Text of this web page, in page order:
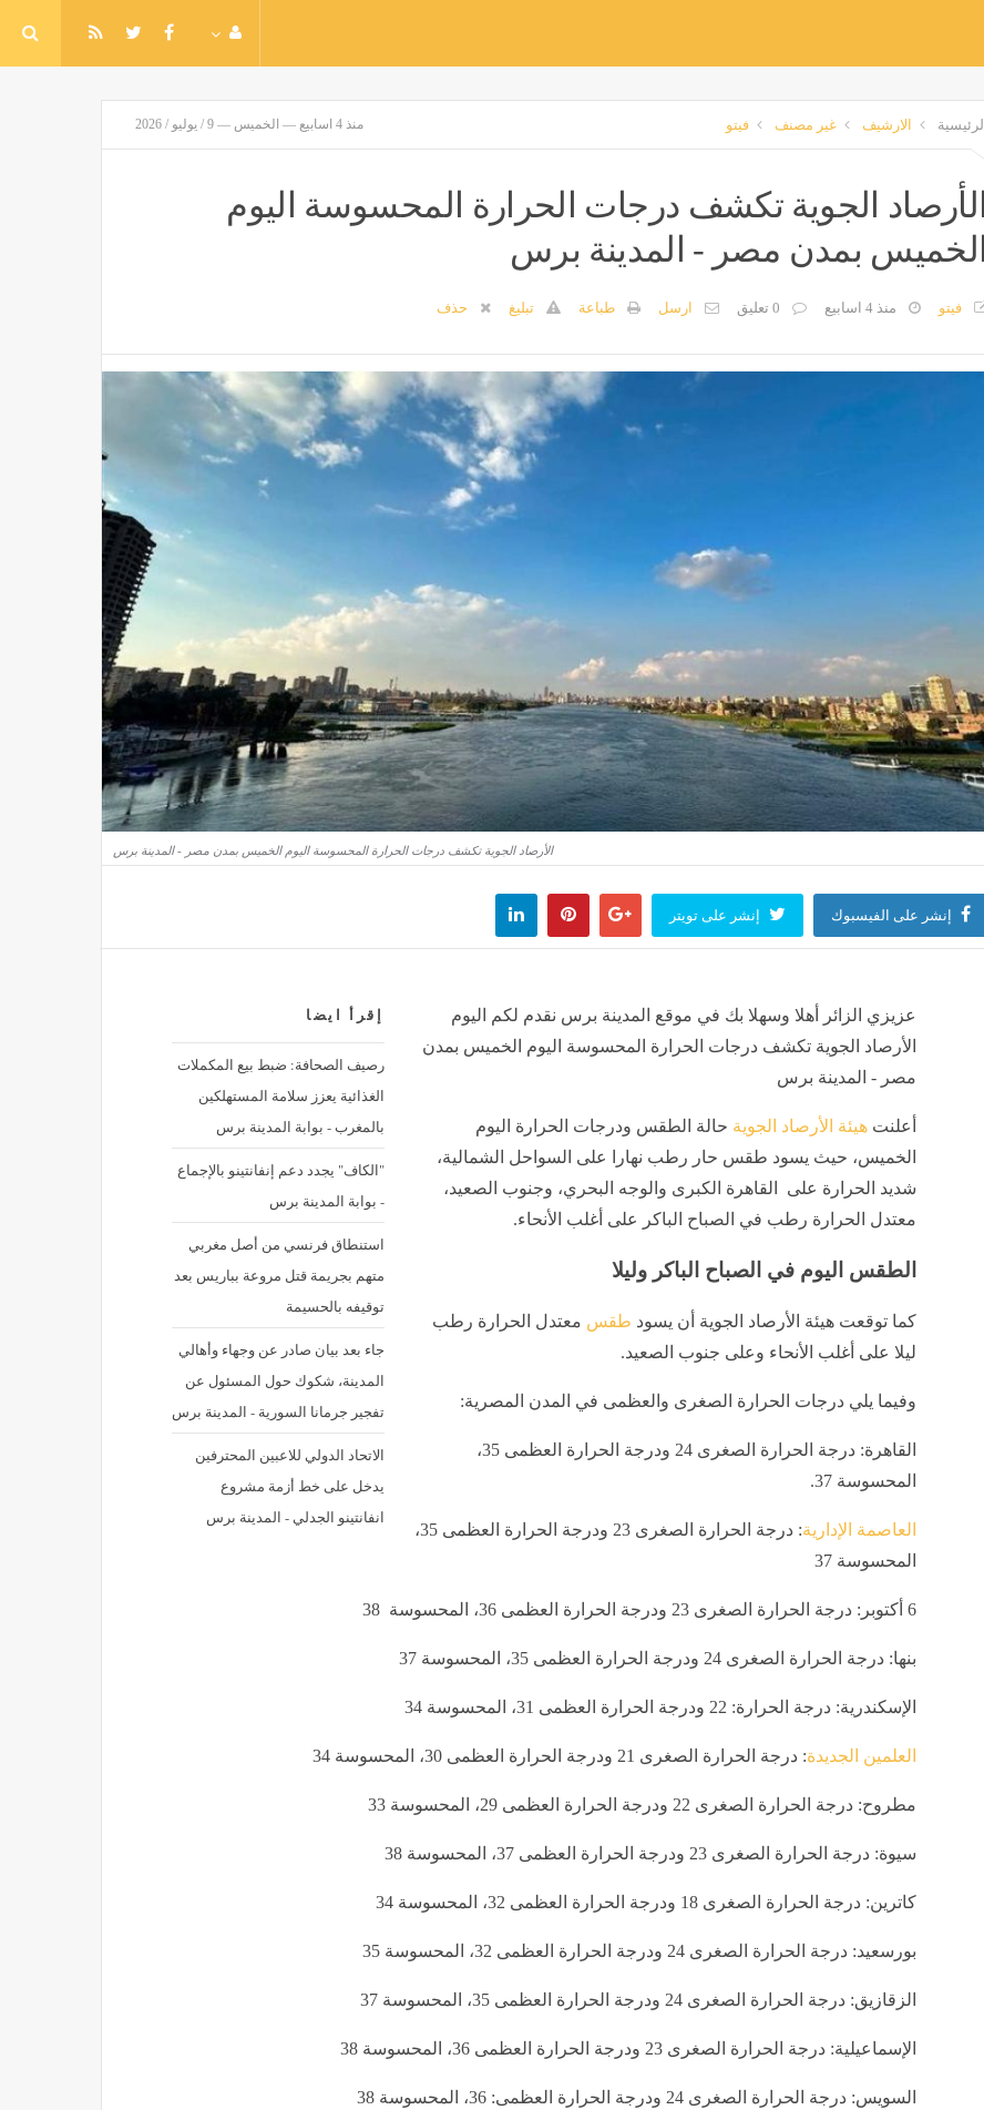
الرئيسية الارشيف غير مصنف فيتو منذ 4 اسابيع — الخميس — 9 / يوليو / 2026
الأرصاد الجوية تكشف درجات الحرارة المحسوسة اليوم
الخميس بمدن مصر - المدينة برس
فيتو منذ 4 اسابيع 0 تعليق ارسل طباعة تبليغ حذف
الأرصاد الجوية تكشف درجات الحرارة المحسوسة اليوم الخميس بمدن مصر - المدينة برس
إنشر على الفيسبوك إنشر على تويتر
إقرأ ايضا
رصيف الصحافة: ضبط بيع المكملات
الغذائية يعزز سلامة المستهلكين
بالمغرب - بوابة المدينة برس
"الكاف" يجدد دعم إنفانتينو بالإجماع
- بوابة المدينة برس
استنطاق فرنسي من أصل مغربي
متهم بجريمة قتل مروعة بباريس بعد
توقيفه بالحسيمة
جاء بعد بيان صادر عن وجهاء وأهالي
المدينة، شكوك حول المسئول عن
تفجير جرمانا السورية - المدينة برس
الاتحاد الدولي للاعبين المحترفين
يدخل على خط أزمة مشروع
انفانتينو الجدلي - المدينة برس
عزيزي الزائر أهلا وسهلا بك في موقع المدينة برس نقدم لكم اليوم
الأرصاد الجوية تكشف درجات الحرارة المحسوسة اليوم الخميس بمدن
مصر - المدينة برس
أعلنتهيئة الأرصاد الجوية حالة الطقس ودرجات الحرارة اليوم
الخميس، حيث يسود طقس حار رطب نهارا على السواحل الشمالية،
شديد الحرارة على القاهرة الكبرى والوجه البحري، وجنوب الصعيد،
معتدل الحرارة رطب في الصباح الباكر على أغلب الأنحاء.
الطقس اليوم في الصباح الباكر وليلا
كما توقعت هيئة الأرصاد الجوية أن يسود طقس معتدل الحرارة رطب
ليلا على أغلب الأنحاء وعلى جنوب الصعيد.
وفيما يلي درجات الحرارة الصغرى والعظمى في المدن المصرية:
القاهرة: درجة الحرارة الصغرى 24 ودرجة الحرارة العظمى 35،
المحسوسة 37.
العاصمة الإدارية
: درجة الحرارة الصغرى 23 ودرجة الحرارة العظمى 35،
المحسوسة 37
6 أكتوبر: درجة الحرارة الصغرى 23 ودرجة الحرارة العظمى 36، المحسوسة 38
بنها: درجة الحرارة الصغرى 24 ودرجة الحرارة العظمى 35، المحسوسة 37
الإسكندرية: درجة الحرارة: 22 ودرجة الحرارة العظمى 31، المحسوسة 34
العلمين الجديدة: درجة الحرارة الصغرى 21 ودرجة الحرارة العظمى 30، المحسوسة 34
مطروح: درجة الحرارة الصغرى 22 ودرجة الحرارة العظمى 29، المحسوسة 33
سيوة: درجة الحرارة الصغرى 23 ودرجة الحرارة العظمى 37، المحسوسة 38
كاترين: درجة الحرارة الصغرى 18 ودرجة الحرارة العظمى 32، المحسوسة 34
بورسعيد: درجة الحرارة الصغرى 24 ودرجة الحرارة العظمى 32، المحسوسة 35
الزقازيق: درجة الحرارة الصغرى 24 ودرجة الحرارة العظمى 35، المحسوسة 37
الإسماعيلية: درجة الحرارة الصغرى 23 ودرجة الحرارة العظمى 36، المحسوسة 38
السويس: درجة الحرارة الصغرى 24 ودرجة الحرارة العظمى: 36، المحسوسة 38